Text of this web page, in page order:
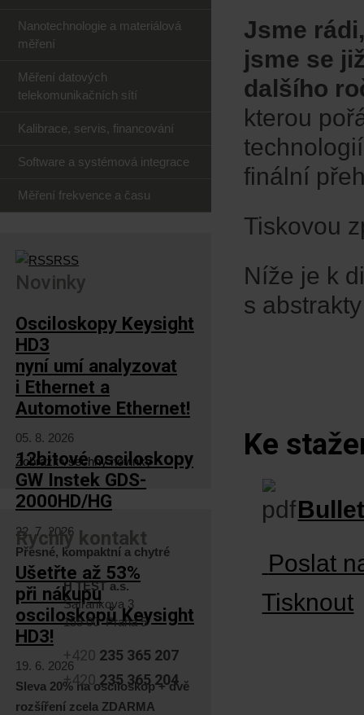
Jsme
jsme se
dalšího
kterou
finální
Tiskovou
Níže je k
s
Ke
Poslat
Tisknout
Nanotechnologie a materiálová
měření
Měření datových
telekomunikačních sítí
Kalibrace, servis, financování
Software a systémová integrace
Měření frekvence a času
RSS
Novinky
Osciloskopy Keysight
HD3
nyní umí analyzovat
i Ethernet a
Automotive Ethernet!
05. 8. 2026
12bitové osciloskopy
GW Instek GDS-
2000HD/HG
22. 7. 2026
Přesné, kompaktní a chytré
Ušetřte až 53%
při nákupu
osciloskopů Keysight
HD3!
19. 6. 2026
Sleva 20% na osciloskop + dvě
rozšíření zcela ZDARMA
Zobrazit všechny novinky
Rychlý kontakt
H TEST a.s.
Šafránkova 3
155 00 Praha 5
+420 235 365 207
+420 235 365 204